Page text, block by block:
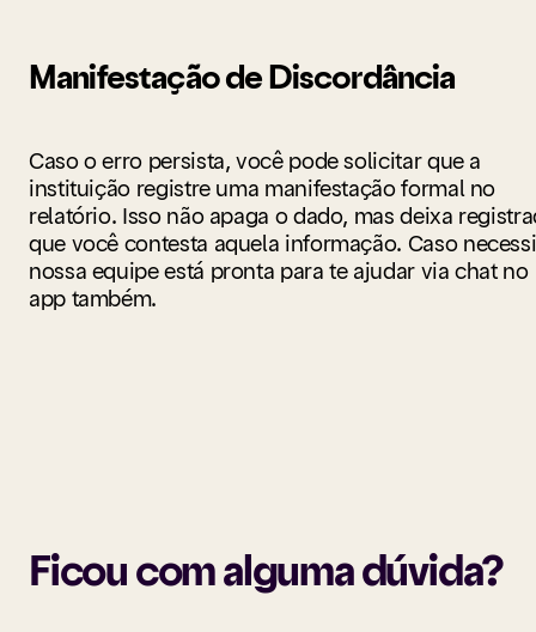
Manifestação de Discordância
Caso o erro persista, você pode solicitar que a
instituição registre uma manifestação formal no
relatório. Isso não apaga o dado, mas deixa
que você contesta aquela informação. Caso
nossa equipe está pronta para te ajudar via chat no
app também.
Ficou com alguma dúvida?